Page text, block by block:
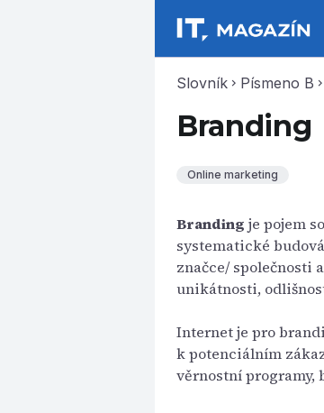
Slovník chevron_right Písmeno B chevron_right
Branding
Online marketing
Branding je pojem
systematické
značce/ společnosti
unikátnosti,
Internet je pro
k potenciálním
věrnostní programy,